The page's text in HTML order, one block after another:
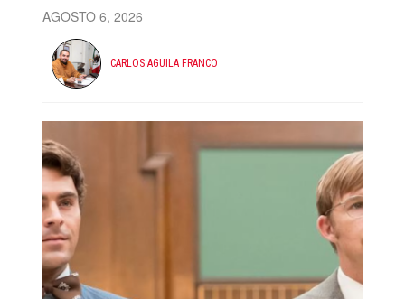
AGOSTO 6, 2026
CARLOS AGUILA FRANCO